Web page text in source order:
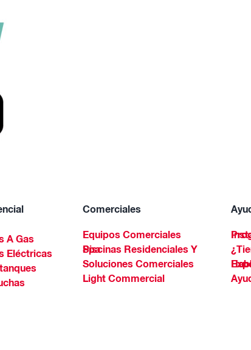
A Gas
Eléctricas
Comerciales
Equipos Comerciales
Piscinas Residenciales Y Spa
Soluciones Comerciales
Light Commercial
Habla Con